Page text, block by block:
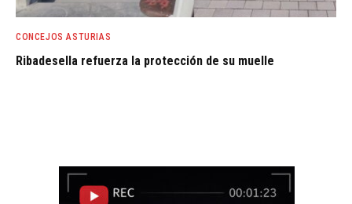
CONCEJOS ASTURIAS
Ribadesella refuerza la protección de su muelle